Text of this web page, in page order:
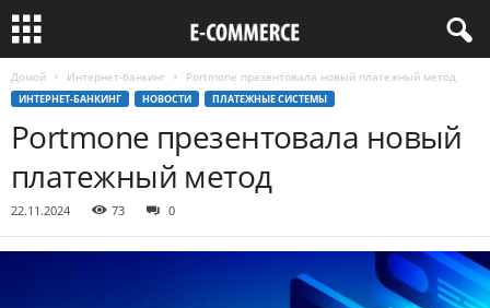
Домой Интернет-банкинг Portmone презентовала новый платежный метод
ИНТЕРНЕТ-БАНКИНГ НОВОСТИ ПЛАТЕЖНЫЕ СИСТЕМЫ
Portmone презентовала новый
платежный метод
22.11.2024 73 0